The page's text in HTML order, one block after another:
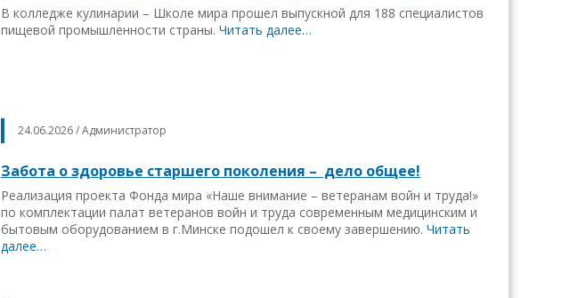
В колледже кулинарии – Школе мира прошел выпускной для 188 специалистов
пищевой промышленности страны. Читать далее…
24.06.2026 / Администратор
Забота о здоровье старшего поколения – дело общее!
Реализация проекта Фонда мира «Наше внимание – ветеранам войн и труда!»
по комплектации палат ветеранов войн и труда современным медицинским и
бытовым оборудованием в г.Минске подошел к своему завершению. Читать
далее…